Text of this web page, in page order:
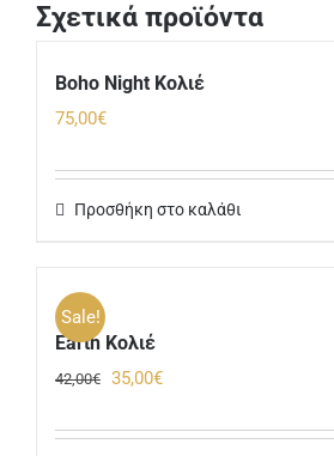
Σχετικά προϊόντα
Boho Night Κολιέ
75,00€
Προσθήκη στο καλάθι
Sale!
Earth Κολιέ
42,00€ Original
was:
35,00€Η
τιμή